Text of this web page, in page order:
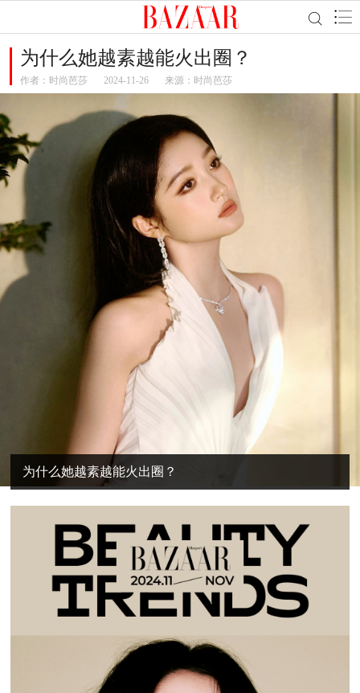
为什么她越素越能火出圈？
作者： 时尚芭莎 2024-11-26 来源：时尚芭莎
为什么她越素越能火出圈？